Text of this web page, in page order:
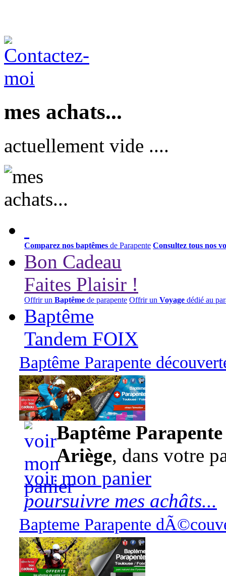
mes achats...
actuellement vide ....
Comparez nos baptêmes de Parapente Consultez tous nos
Bon Cadeau
Faites Plaisir !
Offrir un Baptême de parapente Offrir un Voyage dédié au
Baptême
Tandem FOIX
Baptême Parapente
95,00 euros
Baptême
Ariège, dans votre
voir mon panier
poursuivre mes achâts...
Bapteme Parapente